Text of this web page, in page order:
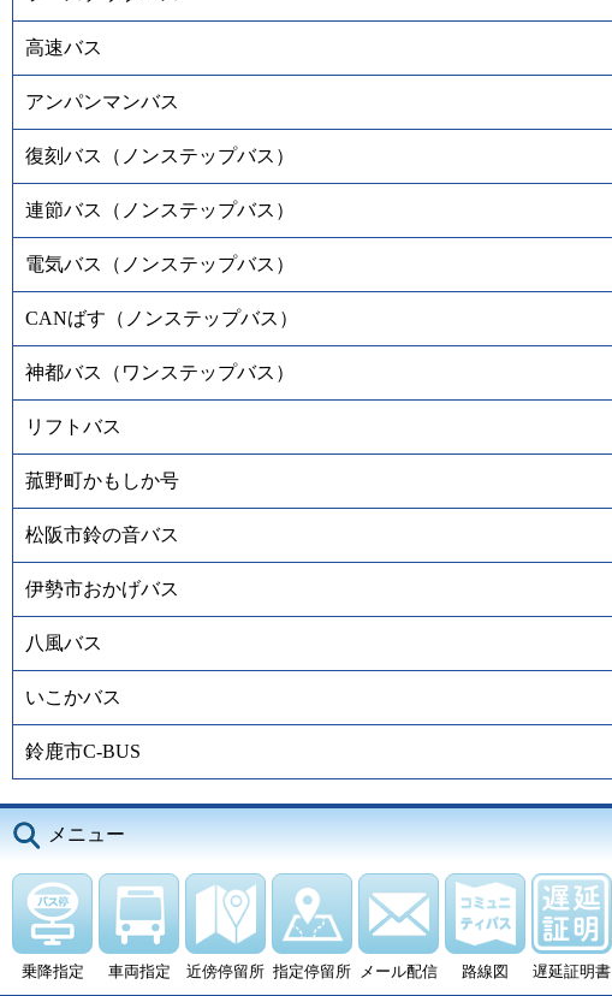
高速バス
アンパンマンバス
復刻バス（ノンステップバス）
連節バス（ノンステップバス）
電気バス（ノンステップバス）
CANばす（ノンステップバス）
神都バス（ワンステップバス）
リフトバス
菰野町かもしか号
松阪市鈴の音バス
伊勢市おかげバス
八風バス
いこかバス
鈴鹿市C-BUS
メニュー
乗降指定 車両指定 近傍停留所 指定停留所 メール配信 路線図 遅延証明書